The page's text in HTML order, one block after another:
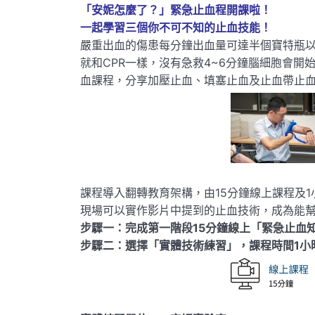
「安妮怎麼了？」緊急止血程開課啦！
一起學習三個你不可不知的止血技能！
嚴重出血的傷患每分鐘出血量可達半個寶特瓶
就和CPR一樣，沒有急救4~6分鐘腦細胞會開
血課程，分享加壓止血、填塞止血及止血帶止
課程導入翻轉教育架構，由15分鐘線上課程及
現場可以實作影片中提到的止血技術，成為能
步驟一：完成第一階段15分鐘線上「緊急止血
步驟二：選擇「實體技術練習」，課程時間1